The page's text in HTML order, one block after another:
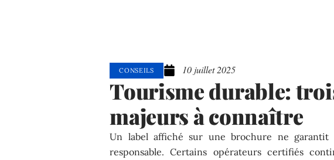
CONSEILS 10 juillet 2025
Tourisme durable:
majeurs à connaître
Un label affiché sur une brochure ne garantit
responsable. Certains opérateurs certifiés